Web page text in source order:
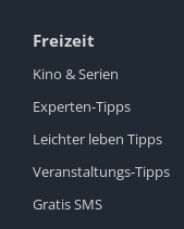
Freizeit
Kino & Serien
Experten-Tipps
Leichter leben Tipps
Veranstaltungs-Tipps
Gratis SMS